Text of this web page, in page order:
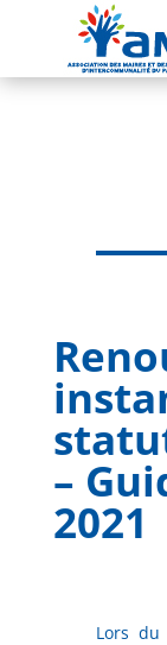
–
2021
Lors du